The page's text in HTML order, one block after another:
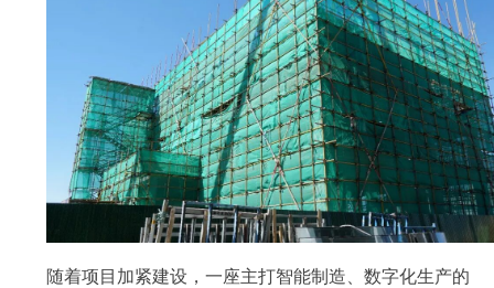
随着项目加紧建设，一座主打智能制造、数字化生产的